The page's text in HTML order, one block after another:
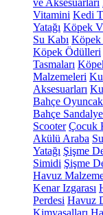
ve Aksesuarları
Vitamini Kedi
Yatağı Köpek
Su Kabı
Köpek Ödülleri
Tasmaları
Malzemeleri
Aksesuarları
Bahçe
Bahçe
Scooter Çocuk
Akülü Araba
Yatağı Şişme
Simidi Şişme
Havuz
Kenar Izgarası
Perdesi Havuz
Kimyasalları